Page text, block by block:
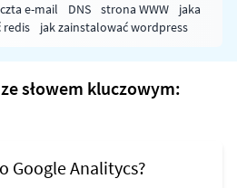
e-mail DNS strona WWW
jaka
redis jak zainstalować wordpress
słowem kluczowym:
Google Analitycs?